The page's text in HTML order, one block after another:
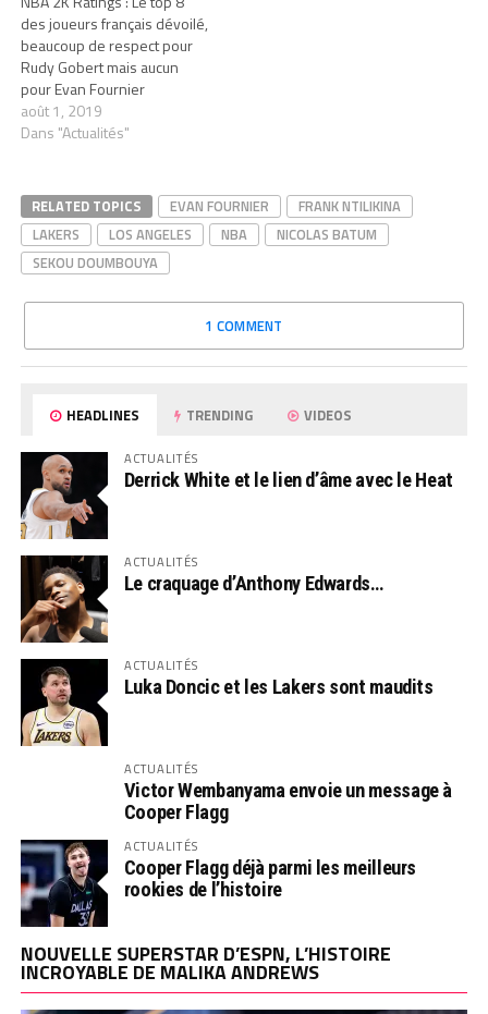
des joueurs français dévoilé,
beaucoup de respect pour
Rudy Gobert mais aucun
pour Evan Fournier
août 1, 2019
Dans "Actualités"
RELATED TOPICS EVAN FOURNIER
FRANK NTILIKINA
LAKERS
LOS ANGELES NBA
NICOLAS BATUM
SEKOU DOUMBOUYA
1 COMMENT
HEADLINES TRENDING VIDEOS
ACTUALITÉS
Derrick White et le lien d’âme avec le Heat
ACTUALITÉS
Le craquage d’Anthony Edwards…
ACTUALITÉS
Luka Doncic et les Lakers sont maudits
ACTUALITÉS
Victor Wembanyama envoie un message à
Cooper Flagg
ACTUALITÉS
Cooper Flagg déjà parmi les meilleurs
rookies de l’histoire
NOUVELLE SUPERSTAR D’ESPN, L’HISTOIRE
INCROYABLE DE MALIKA ANDREWS